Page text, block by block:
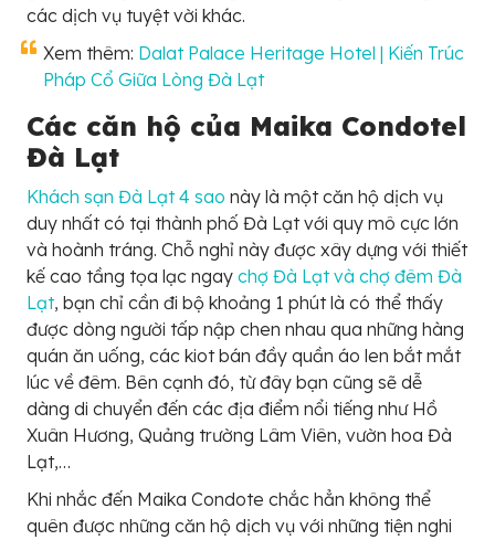
các dịch vụ tuyệt vời khác.
Xem thêm: Dalat Palace Heritage Hotel | Kiến Trúc
Pháp Cổ Giữa Lòng Đà Lạt
Các căn hộ của Maika Condotel
Đà Lạt
Khách sạn Đà Lạt 4 sao này là một căn hộ dịch vụ
duy nhất có tại thành phố Đà Lạt với quy mô cực lớn
và hoành tráng. Chỗ nghỉ này được xây dựng với thiết
kế cao tầng tọa lạc ngay chợ Đà Lạt và chợ đêm Đà
Lạt, bạn chỉ cần đi bộ khoảng 1 phút là có thể thấy
được dòng người tấp nập chen nhau qua những hàng
quán ăn uống, các kiot bán đầy quần áo len bắt mắt
lúc về đêm. Bên cạnh đó, từ đây bạn cũng sẽ dễ
dàng di chuyển đến các địa điểm nổi tiếng như Hồ
Xuân Hương, Quảng trường Lâm Viên, vườn hoa Đà
Lạt,…
Khi nhắc đến Maika Condote chắc hẳn không thể
quên được những căn hộ dịch vụ với những tiện nghi